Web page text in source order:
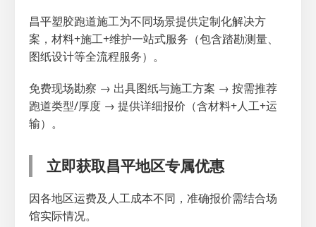
昌平塑胶跑道施工为不同场景提供定制化解决方
案，材料+施工+维护一站式服务（包含踏勘测量、
图纸设计等全流程服务）。
免费现场勘察 → 出具图纸与施工方案 → 按需推荐
跑道类型/厚度 → 提供详细报价（含材料+人工+运
输）。
立即获取昌平地区专属优惠
因各地区运费及人工成本不同，准确报价需结合场
馆实际情况。